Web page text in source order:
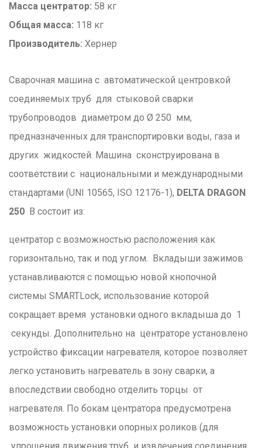
Масса центратор: 58 кг
Общая масса: 118 кг
Производитель: Хернер
Сварочная машина с автоматической центровкой
соединяемых труб для стыковой сварки
трубопроводов диаметром до Ø 250 мм,
предназначенных для транспортировки воды, газа и
других жидкостей. Машина сконструирована в
соответствии с национальными и международными
стандартами (UNI 10565, ISO 12176-1), DELTA DRAGON
250 B состоит из:
центратор с возможностью расположения как
горизонтально, так и под углом. Вкладыши зажимов
устанавливаются с помощью новой кнопочной
системы SMARTLock, использование которой
сокращает время установки одного вкладыша до 1
секунды. Дополнительно на центраторе установлено
устройство фиксации нагревателя, которое позволяет
легко установить нагреватель в зону сварки, а
впоследствии свободно отделить торцы от
нагревателя. По бокам центратора предусмотрена
возможность установки опорных роликов (для